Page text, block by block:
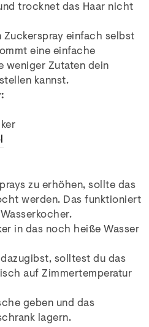
trocknet das Haar nicht
Zuckerspray einfach selbst
eine einfache
weniger Zutaten dein
kannst.
zu erhöhen, sollte das
werden. Das funktioniert
in das noch heiße Wasser
solltest du das
auf Zimmertemperatur
geben und das
lagern.